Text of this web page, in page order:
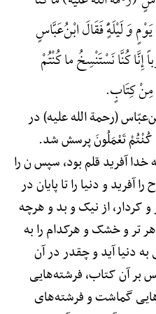
وَ لَیْلَهًٍْ فَقَالَ ابْنُ‌عَبَّاسٍ
إِنَّا کُنَّا نَسْتَنْسِخُ ما کُنْتُمْ
کِتَابٍ.
(رحمة الله علیه) در
کُنْتُمْ تَعْمَلُونَ پرسش شد.
آفرید قلم بود، سپس ن را
آفرید و دنیا را تا پایان در
کردار، از نیک و بد و هرچه
تر و خشک و هرکدام را به
دنیا آید و چقدر در آن
بر آن کتاب، فرشته‌هایی
گماشت و فرشته‌های